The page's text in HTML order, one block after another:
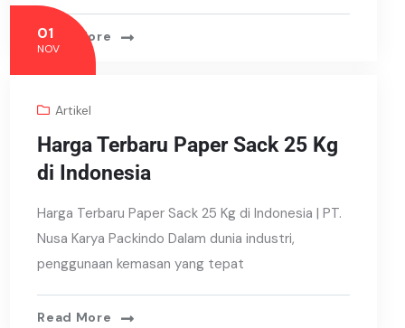
Read More
01
NOV
Artikel
Harga Terbaru Paper Sack 25 Kg
di Indonesia
Harga Terbaru Paper Sack 25 Kg di Indonesia | PT.
Nusa Karya Packindo Dalam dunia industri,
penggunaan kemasan yang tepat
Read More